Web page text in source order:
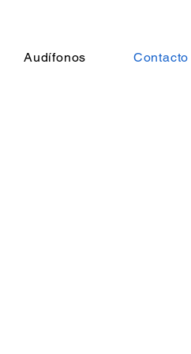
Audífonos Contacto